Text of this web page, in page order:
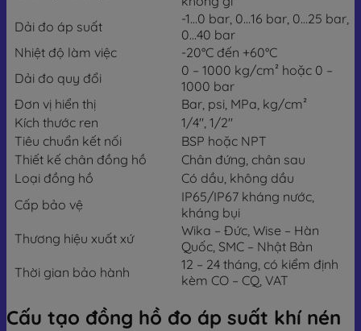
Dải đo áp suất
-1…0 bar, 0…16 bar, 0…25 bar,
0…40 bar
Nhiệt độ làm việc
-20°C đến +60°C
Dải đo quy đổi
0 – 1000 kg/cm² hoặc 0 –
1000 bar
Đơn vị hiển thị
Bar, psi, MPa, kg/cm²
Kích thước ren
1/4″, 1/2″
Tiêu chuẩn kết nối
BSP hoặc NPT
Thiết kế chân đồng hồ
Chân đứng, chân sau
Loại đồng hồ
Có dầu, không dầu
Cấp bảo vệ
IP65/IP67 kháng nước,
kháng bụi
Thương hiệu xuất xứ
Wika – Đức, Wise – Hàn
Quốc, SMC – Nhật Bản
Thời gian bảo hành
12 – 24 tháng, có kiểm định
kèm CO – CQ, VAT
Cấu tạo đồng hồ đo áp suất khí nén